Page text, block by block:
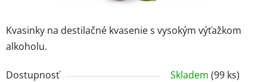
Kvasinky na destilačné kvasenie s vysokým výťažkom
alkoholu.
Dostupnosť Skladem (99 ks)